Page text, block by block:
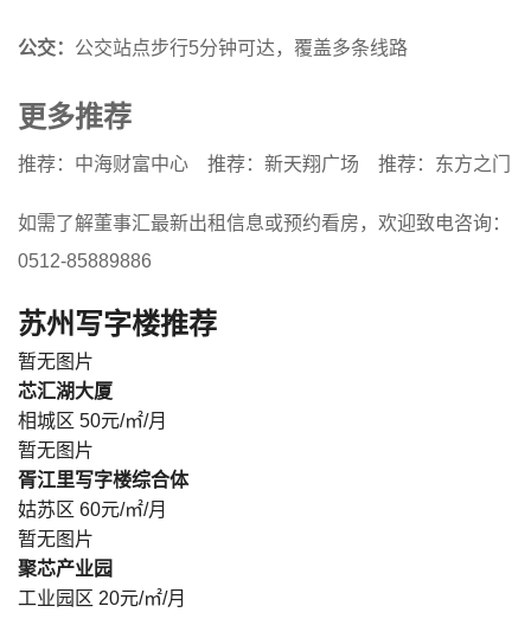
公交： 公交站点步行5分钟可达，覆盖多条线路
更多推荐
推荐：中海财富中心 推荐：新天翔广场 推荐：东方之门
如需了解董事汇最新出租信息或预约看房，欢迎致电咨询：
0512-85889886
苏州写字楼推荐
暂无图片
芯汇湖大厦
相城区 50元/㎡/月
暂无图片
胥江里写字楼综合体
姑苏区 60元/㎡/月
暂无图片
聚芯产业园
工业园区 20元/㎡/月